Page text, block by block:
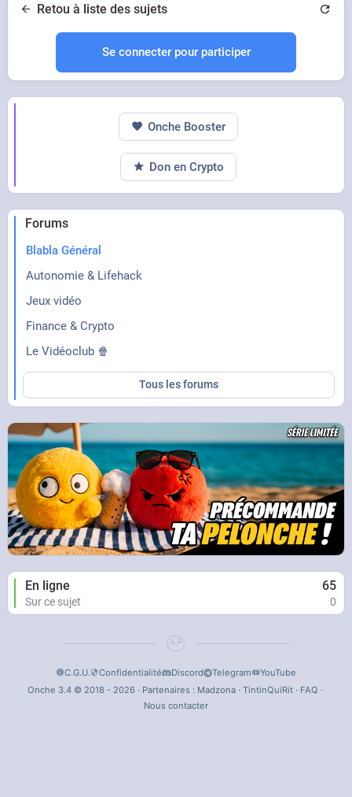
Retou à liste des sujets
Se connecter pour participer
Forums
Blabla Général
Autonomie & Lifehack
Jeux vidéo
Finance & Crypto
Le Vidéoclub 🍿
Tous les forums
En ligne 65
Sur ce sujet 0
Onche Booster
Don en Crypto
C.G.U. Confidentialité Discord Telegram
YouTube
Onche 3.4 © 2018 - 2026 · Partenaires : Madzona· TintinQuiRit· FAQ ·
Nous contacter